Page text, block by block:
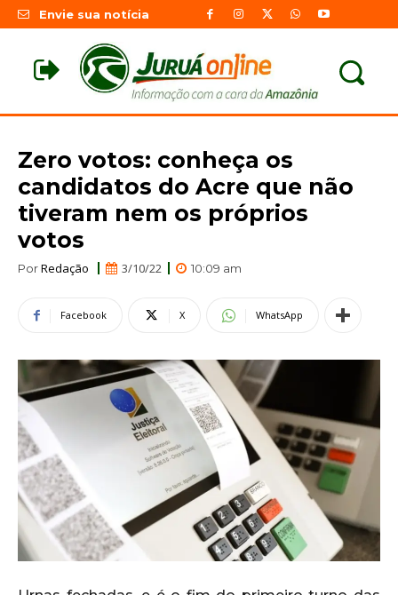
Envie sua notícia
Zero votos: conheça os
candidatos do Acre que não
tiveram nem os próprios
votos
PorRedação 3/10/22 10:09 am
Facebook X WhatsApp